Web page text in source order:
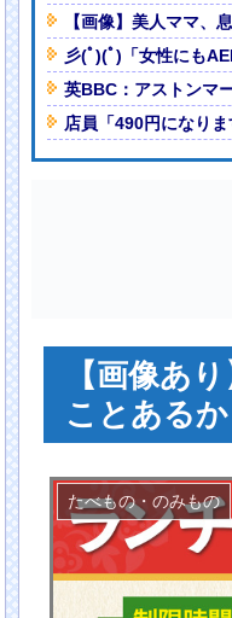
パストロール興奮「工場の
を知ってしまったディズニ
何がある？ NEW!
「足をくじいて動けない」
【画像】美人ママ、
彡(ﾟ)(ﾟ)「女性にも
英BBC：アストンマ
店員「490円になり
【画像あ
ことあるか
たべもの・のみもの